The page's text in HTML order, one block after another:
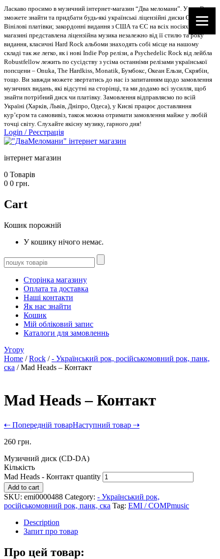
Ласкаво просимо в музичний інтернет-магазин “Два меломани”. У нас Ви
зможете знайти та придбати будь-які українські ліцензійні диски CD, DVD,
Вінілові платівки; закордонні видання з США та ЄС на всіх носіях. В
магазині представлена ліцензійна музика незалежно від її стилю та року
видання, класичні Hard Rock альбоми знаходять собі місце на нашому
складі так же легко, як і нові Indie Pop релізи, а Psychedelic Rock від лейбла
Robustfellow лежить по сусідству з усіма останніми релізами української
попсцени – Onuka, The Hardkiss, Monatik, Бумбокс, Океан Ельзи, Скрябін,
тощо. Ви завжди можете звертатись до нас із запитанням щодо замовлення
музичних видань, які відсутні на сторінці, та ми додамо всі зусилля, щоб
знайти потрібний диск чи платівку. Замовлення відправляємо по всій
Україні (Харків, Львів, Дніпро, Одеса), у Києві працює доставляння
кур’єром та самовивіз, також можна отримати замовлення майже у любій
точці світу. Слухайте якісну музику, гарного дня!
Login /Реєстрація
інтернет магазин
0 Товарів
0 0 грн.
Cart
Кошик порожній
У кошику нічого немає.
Сторінка магазину
Оплата та доставка
Наші контакти
Як нас знайти
Кошик
Мій обліковий запис
Каталоги для замовленнь
Угору
Home /Rock /- Український рок, російськомовний рок, панк,
ска / Mad Heads – Контакт
Mad Heads – Контакт
⇠ Попередній товарНаступний товар ⇢
260 грн.
Музичний диск (CD-DA)
Кількість
Mad Heads - Контакт quantity
Add to cart
SKU: emi0000488 Category: - Український рок,
російськомовний рок, панк, ска Tag: EMI / COMPmusic
Description
Запит про товар
Про цей товар: